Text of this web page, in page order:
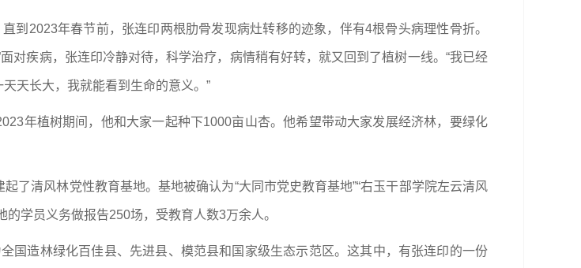
到2023年春节前，张连印两根肋骨发现病灶转移的迹象，伴有4根骨头病理性骨折。
对疾病，张连印冷静对待，科学治疗，病情稍有好转，就又回到了植树一线。“我已经
天长大，我就能看到生命的意义。”
年植树期间，他和大家一起种下1000亩山杏。他希望带动大家发展经济林，要绿化
了清风林党性教育基地。基地被确认为“大同市党史教育基地”“右玉干部学院左云清风
学员义务做报告250场，受教育人数3万余人。
国造林绿化百佳县、先进县、模范县和国家级生态示范区。这其中，有张连印的一份